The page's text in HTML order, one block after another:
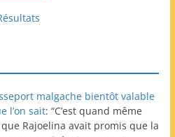
malgache bientôt valable
l’on sait: “C’est quand même
Rajoelina avait promis que la